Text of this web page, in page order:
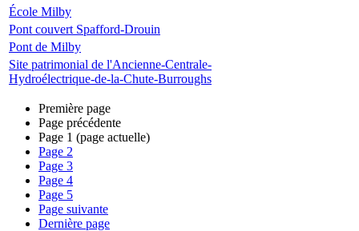
École Milby
Pont couvert Spafford-Drouin
Pont de Milby
Site patrimonial de l'Ancienne-Centrale-
Hydroélectrique-de-la-Chute-Burroughs
Première page
Page précédente
Page 1 (page actuelle)
Page 2
Page 3
Page 4
Page 5
Page suivante
Dernière page